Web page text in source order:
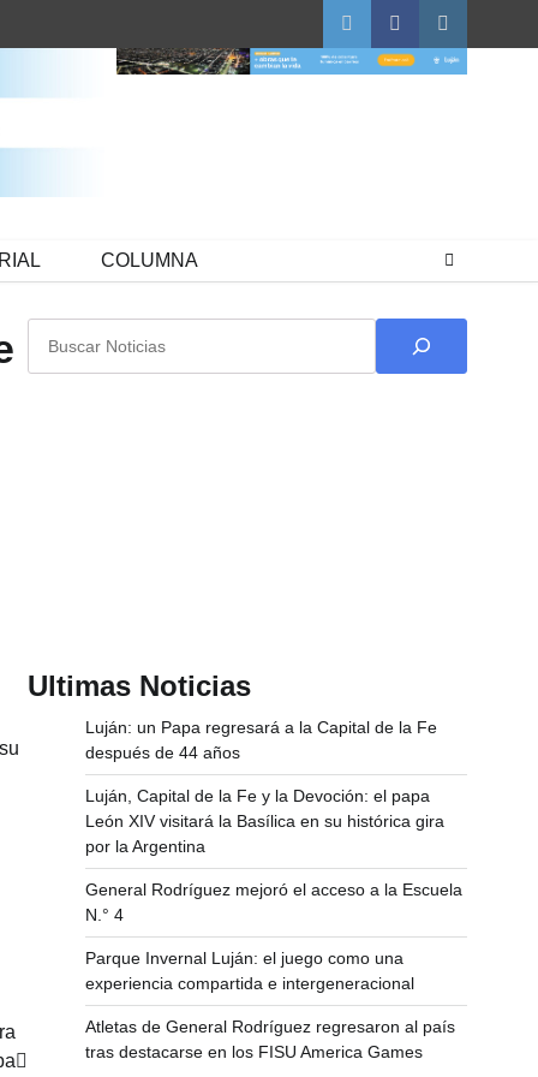
TwitterFacebookInstagram
COLUMNA
Ultimas Noticias
Luján: un Papa regresará a la Capital de la Fe
después de 44 años
Luján, Capital de la Fe y la Devoción: el papa
León XIV visitará la Basílica en su histórica gira
por la Argentina
General Rodríguez mejoró el acceso a la Escuela
N.° 4
Parque Invernal Luján: el juego como una
experiencia compartida e intergeneracional
Atletas de General Rodríguez regresaron al país
tras destacarse en los FISU America Games